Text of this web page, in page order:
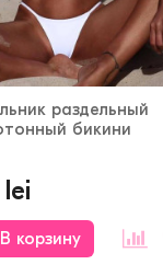
раздельный
бикини
lei
В корзину